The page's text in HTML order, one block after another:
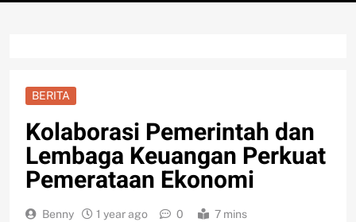
BERITA
Kolaborasi Pemerintah dan
Lembaga Keuangan Perkuat
Pemerataan Ekonomi
Benny 1 year ago 0 7 mins